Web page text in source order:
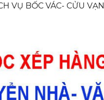
VỤ BỐC VÁC- CỬU VẠN